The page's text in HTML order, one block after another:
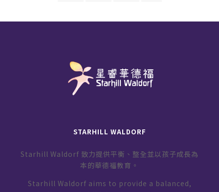
STARHILL WALDORF
Starhill Waldorf 致力提供平衡、整全並以孩子成長為
本的華德福教育。
Starhill Waldorf aims to provide a balanced,